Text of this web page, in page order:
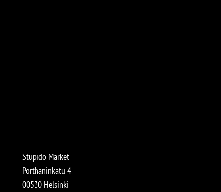
Stupido Market
Porthaninkatu 4
00530 Helsinki